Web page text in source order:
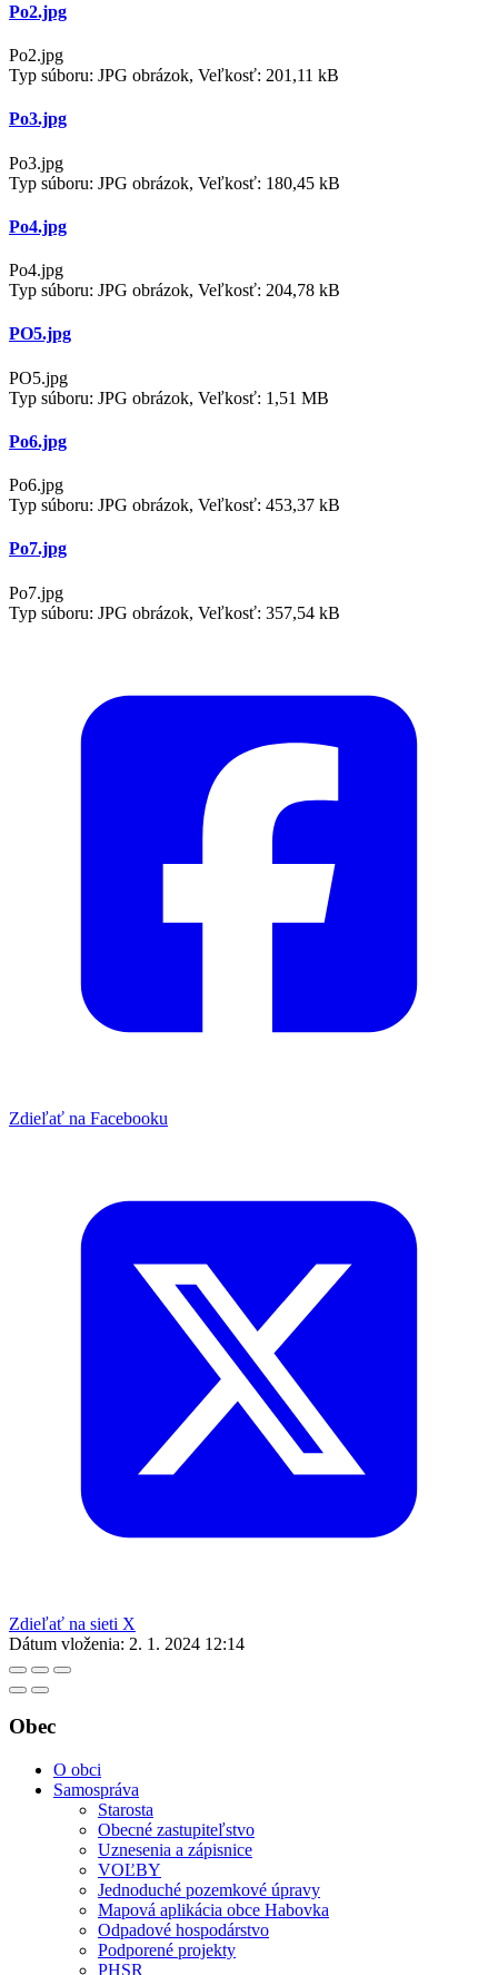
Po2.jpg
Po2.jpg
Typ súboru: JPG obrázok, Veľkosť: 201,11 kB
Po3.jpg
Po3.jpg
Typ súboru: JPG obrázok, Veľkosť: 180,45 kB
Po4.jpg
Po4.jpg
Typ súboru: JPG obrázok, Veľkosť: 204,78 kB
PO5.jpg
PO5.jpg
Typ súboru: JPG obrázok, Veľkosť: 1,51 MB
Po6.jpg
Po6.jpg
Typ súboru: JPG obrázok, Veľkosť: 453,37 kB
Po7.jpg
Po7.jpg
Typ súboru: JPG obrázok, Veľkosť: 357,54 kB
Zdieľať na Facebooku
Zdieľať na sieti X
Dátum vloženia: 2. 1. 2024 12:14
Obec
O obci
Samospráva
Starosta
Obecné zastupiteľstvo
Uznesenia a zápisnice
VOĽBY
Jednoduché pozemkové úpravy
Mapová aplikácia obce Habovka
Odpadové hospodárstvo
Podporené projekty
PHSR